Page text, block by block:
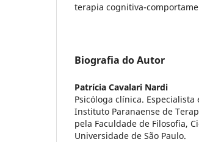
terapia cognitiva-
Biografia do Autor
Patrícia Cavalari Nardi
Psicóloga clínica.
Instituto Paranaense de
pela Faculdade de Filosofia,
Universidade de São Paulo.